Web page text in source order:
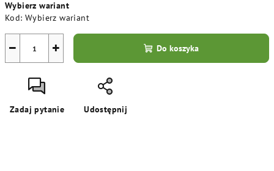
jednostkowa:
Wybierz wariant
Kod: Wybierz wariant
+
− Do koszyka
Zadaj pytanie Udostępnij